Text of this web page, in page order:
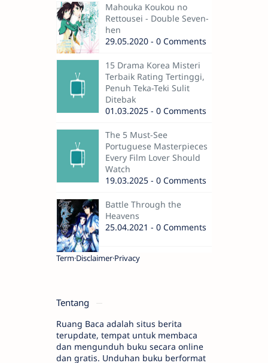
Mahouka Koukou no
Rettousei - Double Seven-
hen
29.05.2020 - 0 Comments
15 Drama Korea Misteri
Terbaik Rating Tertinggi,
Penuh Teka-Teki Sulit
Ditebak
01.03.2025 - 0 Comments
The 5 Must-See
Portuguese Masterpieces
Every Film Lover Should
Watch
19.03.2025 - 0 Comments
Battle Through the
Heavens
25.04.2021 - 0 Comments
Term Disclaimer Privacy
Tentang
Ruang Baca adalah situs berita
terupdate, tempat untuk membaca
dan mengunduh buku secara online
dan gratis. Unduhan buku berformat